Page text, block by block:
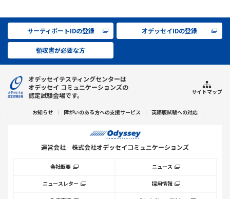
サーティポートIDの登録 オデッセイIDの登録
領収書が必要な方
オデッセイテスティングセンターは
オデッセイ コミュニケーションズの
認定試験会場です。
お知らせ 障がいのある方への支援サービス 英語版試験への対応
サイトマップ
運営会社 株式会社オデッセイコミュニケーションズ
会社概要 ニュース
ニュースレター 採用情報